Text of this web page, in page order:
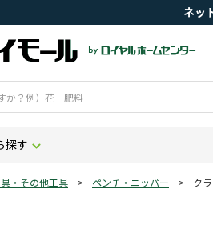
ネッ
探す
・その他工具 > ペンチ・ニッパー > ク